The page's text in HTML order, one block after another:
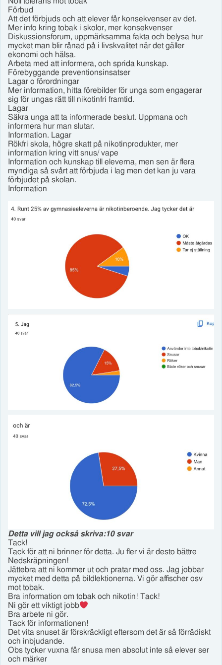
Förbud
Att det förbjuds och att elever får konsekvenser av det.
Mer info kring tobak i skolor, mer konsekvenser
Diskussionsforum, uppmärksamma fakta och belysa hur
mycket man blir rånad på i livskvalitet när det gäller
ekonomi och hälsa.
Arbeta med att informera, och sprida kunskap.
Förebyggande preventionsinsatser
Lagar o förordningar
Mer information, hitta förebilder för unga som engagerar
sig för ungas rätt till nikotinfri framtid.
Lagar
Säkra unga att ta informerade beslut. Uppmana och
informera hur man slutar.
Information. Lagar
Rökfri skola, högre skatt på nikotinprodukter, mer
information kring vitt snus/ vape
Information och kunskap till eleverna, men sen är flera
myndiga så svårt att förbjuda i lag men det kan ju vara
förbjudet på skolan.
Information
Detta vill jag också skriva:10 svar
Tack!
Tack för att ni brinner för detta. Ju fler vi är desto bättre
Nedskräpningen!
Jättebra att ni kommer ut och pratar med oss. Jag jobbar
mycket med detta på bildlektionerna. Vi gör affischer osv
mot tobak.
Bra information om tobak och nikotin! Tack!
Ni gör ett viktigt jobb
Bra arbete ni gör.
Tack för informationen!
Det vita snuset är förskräckligt eftersom det är så förrädiskt
och inbjudande.
Obs tycker vuxna får snusa men absolut inte så elever ser
och märker